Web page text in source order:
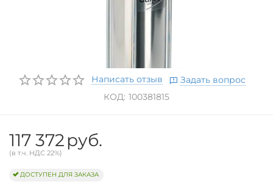
Написать отзыв
Задать вопрос
КОД: 100381815
117 372руб.
(в т.ч. НДС 22%)
ДОСТУПЕН ДЛЯ ЗАКАЗА